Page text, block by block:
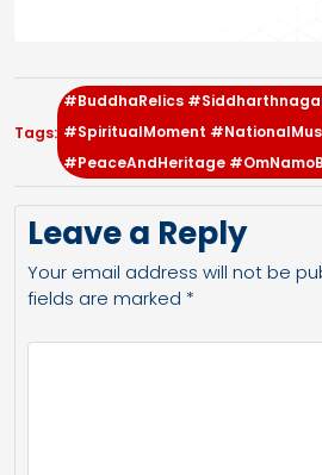
Tags:
#BuddhaRelics
#SpiritualMoment
#PeaceAndHeritage
Leave a Reply
Your email address will not be
fields are marked *